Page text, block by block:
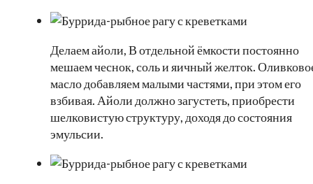
Делаем айоли, В отдельной ёмкости постоянно
мешаем чеснок, соль и яичный желток.
масло добавляем малыми частями, при этом его
взбивая. Айоли должно загустеть, приобрести
шелковистую структуру, доходя до состояния
эмульсии.